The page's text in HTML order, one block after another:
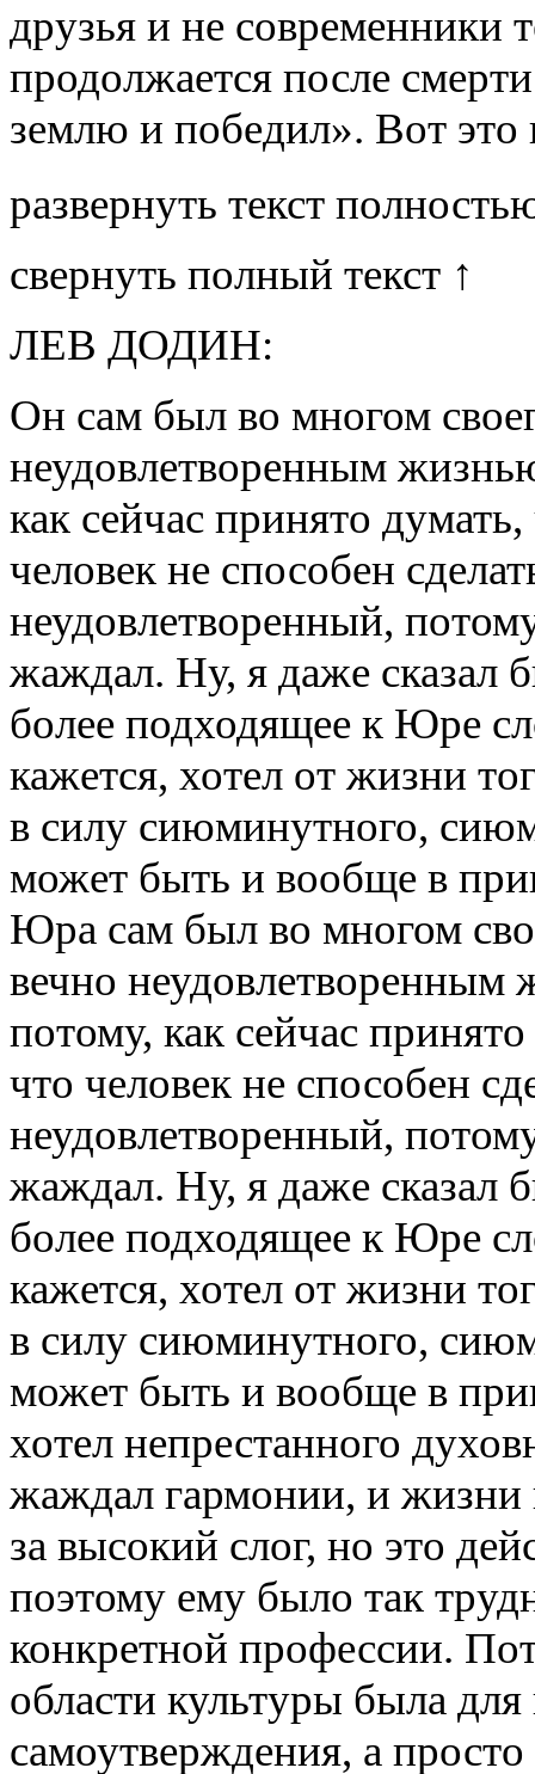
друзья и не современники
продолжается после
землю и победил». Вот
развернуть текст
свернуть полный текст ↑
ЛЕВ ДОДИН:
Он сам был во многом
неудовлетворенным
как сейчас принято
человек не способен
неудовлетворенный,
жаждал. Ну, я даже сказал
более подходящее к Юре
кажется, хотел от жизни
в силу сиюминутного,
может быть и вообще в
Юра сам был во многом
вечно
потому, как сейчас
что человек не способен
неудовлетворенный,
жаждал. Ну, я даже сказал
более подходящее к Юре
кажется, хотел от жизни
в силу сиюминутного,
может быть и вообще в
хотел непрестанного
жаждал гармонии, и
за высокий слог, но это
поэтому ему было так
конкретной профессии.
области культуры была
самоутверждения, а